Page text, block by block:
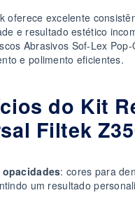
oferece excelente
e resultado estético
Abrasivos Sof-Lex
e polimento eficientes.
do Kit
Filtek
opacidades: cores para
um resultado